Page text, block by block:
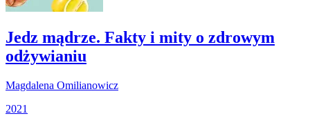
Jedz mądrze. Fakty i mity o zdrowym
odżywianiu
Magdalena Omilianowicz
2021